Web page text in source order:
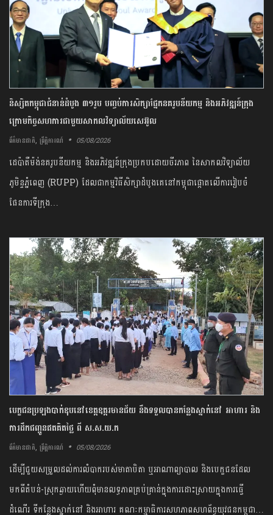
និស្សិត​កម្ពុជា​ជំនាន់​ដំបូង​ ​៣១​រូប​ ​បញ្ចប់​ការ​សិក្សា​ផ្នែក​នគរូបនីយកម្ម ​និង​អភិវឌ្ឍន៍​ក្រុង​
ក្រោម​កិច្ចសហការ​ជាមួយ​សាកលវិទ្យាល័យ​សេអ៊ូល​
ព័ត៌មានជាតិ, ព្រឹត្តិការណ៍ 05/08/2026
​ដេប៉ាតឺ​ម៉ង់​នគរូបនីយកម្ម ​និង​អភិវឌ្ឍន៍​ក្រុង​ប្រកបដោយ​ចីរភាព​ នៃ​សាកលវិទ្យាល័យ​
ភូមិន្ទ​ភ្នំពេញ​ ​(​RUPP​) ​ដែល​ជា​កម្មវិធី​សិក្សា​ដំបូង​គេ​នៅ​កម្ពុជា​ផ្តោត​លើ​ការ​រៀបចំ​
ផែនការ​ទីក្រុង…
បេក្ខជន​ប្រឡង​បាក់ឌុប​នៅ​ខេត្ត​ឧត្តរមានជ័យ​ ​នឹង​ទទួលបាន​កន្លែង​ស្នាក់​នៅ​ ​អាហារ​ និង​
ការ​ដឹកជញ្ជូន​ឥត​គិត​ថ្លៃ​ ​ពី​ ស​.ស​.យ​.​ក
ព័ត៌មានជាតិ, ព្រឹត្តិការណ៍ 05/08/2026
ដើម្បី​ជួយ​សម្រួល​ដល់​ការ​លំបាក​របស់​មាតាបិតា​ ​ឬ​អាណាព្យាបាល​ ​និង​បេក្ខជន​ដែល​
មកពី​តំបន់​-​ស្រុក​ឆ្ងាយ​ហើយ​ពុំ​មាន​លទ្ធភាព​គ្រប់គ្រាន់​ក្នុង​ការ​ដោះស្រាយ​ក្នុង​ការ​ធ្វើ
ដំណើរ​ ទីកន្លែង​ស្នាក់​នៅ​ និង​អាហារ​ ​គណៈកម្មាធិការ​សហភាព​សហព័ន្ធ​យុវជន​កម្ពុជា…